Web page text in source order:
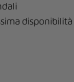
disponibilità